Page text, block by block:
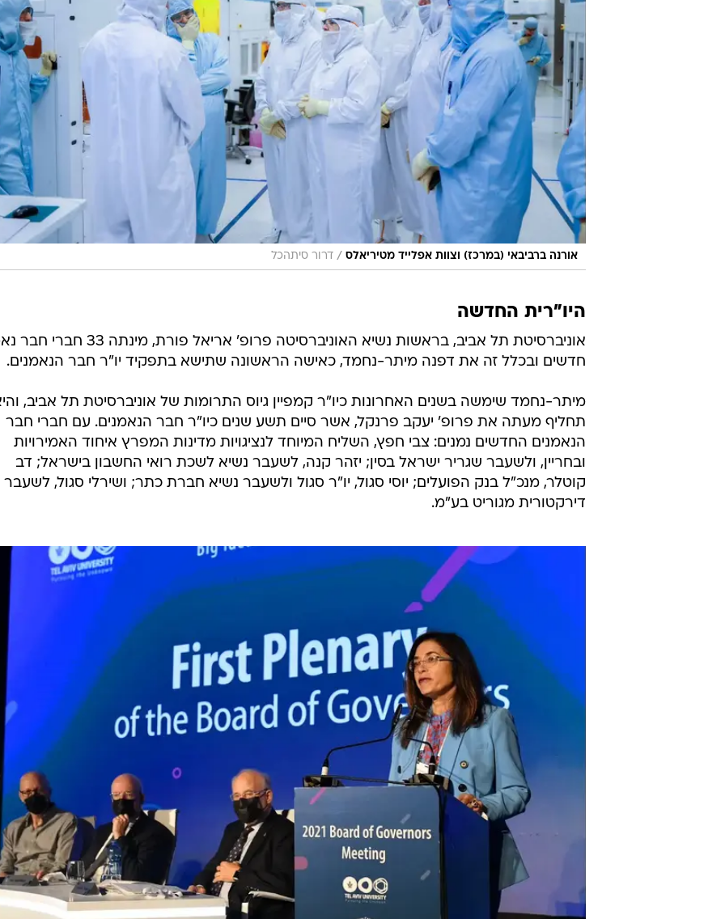
אורנה ברביבאי (במרכז) וצוות אפלייד מטיריאלס / דרור סיתהכל
היו"רית החדשה
אוניברסיטת תל אביב, בראשות נשיא האוניברסיטה פרופ' אריאל פורת,
חדשים ובכלל זה את דפנה מיתר-נחמד, כאישה הראשונה שתישא בתפקיד יו"ר חבר הנאמנים.
מיתר-נחמד שימשה בשנים האחרונות כיו"ר קמפיין גיוס התרומות של אוניברסיטת תל אביב,
תחליף מעתה את פרופ' יעקב פרנקל, אשר סיים תשע שנים כיו"ר חבר הנאמנים. עם חברי חבר
הנאמנים החדשים נמנים: צבי חפץ, השליח המיוחד לנציגויות מדינות המפרץ איחוד האמירויות
ובחריין, ולשעבר שגריר ישראל בסין; יזהר קנה, לשעבר נשיא לשכת רואי החשבון בישראל; דב
קוטלר, מנכ"ל בנק הפועלים; יוסי סגול, יו"ר סגול ולשעבר נשיא חברת כתר; ושירלי סגול, לשעבר
דירקטורית מגוריט בע"מ.